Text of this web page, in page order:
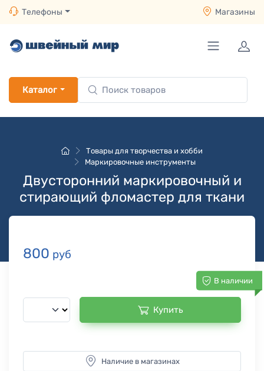
Телефоны Магазины
Каталог
Товары для творчества и хобби
Маркировочные инструменты
Двусторонний маркировочный и
стирающий фломастер для ткани
800 руб
В наличии
Купить
Наличие в магазинах